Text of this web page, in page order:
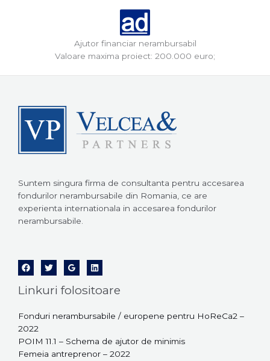
Ajutor financiar nerambursabil
Valoare maxima proiect: 200.000 euro;
Suntem singura firma de consultanta pentru accesarea
fondurilor nerambursabile din Romania, ce are
experienta internationala in accesarea fondurilor
nerambursabile.
Linkuri folositoare
Fonduri nerambursabile / europene pentru HoReCa2 –
2022
POIM 11.1 – Schema de ajutor de minimis
Femeia antreprenor – 2022